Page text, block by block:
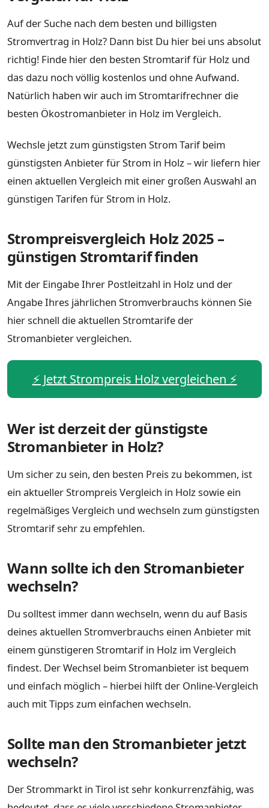
Auf der Suche nach dem besten und billigsten
Stromvertrag in Holz? Dann bist Du hier bei uns absolut
richtig! Finde hier den besten Stromtarif für Holz und
das dazu noch völlig kostenlos und ohne Aufwand.
Natürlich haben wir auch im Stromtarifrechner die
besten Ökostromanbieter in Holz im Vergleich.
Wechsle jetzt zum günstigsten Strom Tarif beim
günstigsten Anbieter für Strom in Holz – wir liefern hier
einen aktuellen Vergleich mit einer großen Auswahl an
günstigen Tarifen für Strom in Holz.
Strompreisvergleich Holz 2025 –
günstigen Stromtarif finden
Mit der Eingabe Ihrer Postleitzahl in Holz und der
Angabe Ihres jährlichen Stromverbrauchs können Sie
hier schnell die aktuellen Stromtarife der
Stromanbieter vergleichen.
⚡️ Jetzt Strompreis Holz vergleichen ⚡️
Wer ist derzeit der günstigste
Stromanbieter in Holz?
Um sicher zu sein, den besten Preis zu bekommen, ist
ein aktueller Strompreis Vergleich in Holz sowie ein
regelmäßiges Vergleich und wechseln zum günstigsten
Stromtarif sehr zu empfehlen.
Wann sollte ich den Stromanbieter
wechseln?
Du solltest immer dann wechseln, wenn du auf Basis
deines aktuellen Stromverbrauchs einen Anbieter mit
einem günstigeren Stromtarif in Holz im Vergleich
findest. Der Wechsel beim Stromanbieter ist bequem
und einfach möglich – hierbei hilft der Online-Vergleich
auch mit Tipps zum einfachen wechseln.
Sollte man den Stromanbieter jetzt
wechseln?
Der Strommarkt in Tirol ist sehr konkurrenzfähig, was